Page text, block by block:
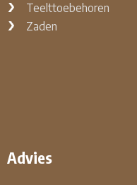
Teelttoebehoren
Zaden
Advies